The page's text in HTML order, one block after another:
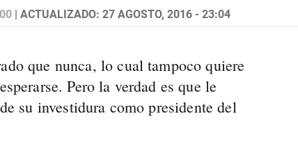
| ACTUALIZADO: 27 AGOSTO, 2016 - 23:04
que nunca, lo cual tampoco quiere
Pero la verdad es que le
su investidura como presidente del